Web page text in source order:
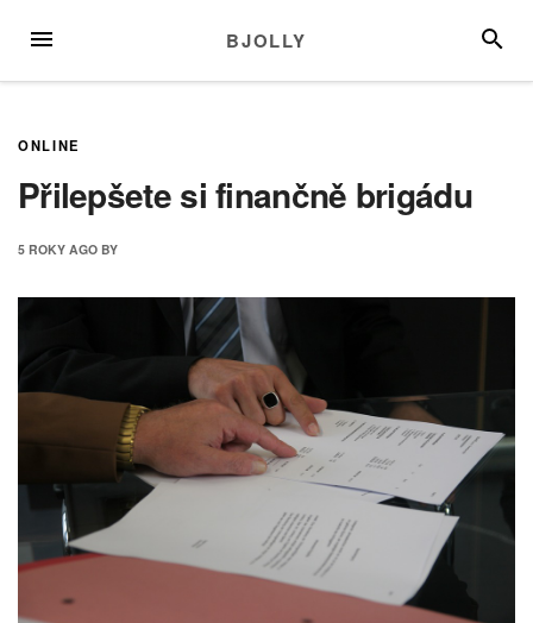
MENU BJOLLY
ONLINE
Přilepšete si finančně brigádu
5 ROKY AGO BY